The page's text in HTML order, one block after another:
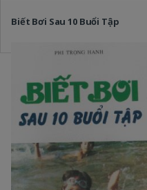
Biết Bơi Sau 10 Buổi Tập